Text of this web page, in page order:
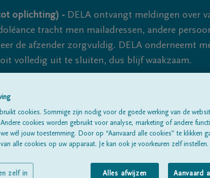
oplichting) - DELA ontvangt meldingen over
tracht men mailadressen, andere
de afzender zorgvuldig. DELA onderneemt
volledig uit te sluiten, dus blijf waakzaam.
cookies. Sommige zijn nodig voor de goede werking van de
cookies worden gebruikt voor analyse, marketing of andere
wél jouw toestemming. Door op “Aanvaard alle cookies” te klikken
alle cookies op uw apparaat. Je kan ook je voorkeuren zelf instellen.
Alles afwijzen Aanvaard
zelf in